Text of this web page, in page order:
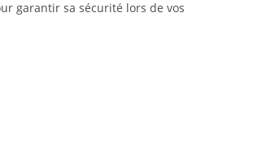
garantir sa sécurité lors de vos